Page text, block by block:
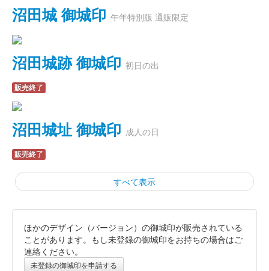
沼田城 御城印 午年特別版 通販限定
沼田城跡 御城印 初日の出
販売終了
沼田城址 御城印 成人の日
販売終了
すべて表示
霞城（沼田城）御城印 旧暦（睦月）2026年版
販売終了
ほかのデザイン（バージョン）の御城印が販売されている
ことがあります。もし未登録の御城印をお持ちの場合はご
連絡ください。
未登録の御城印を申請する